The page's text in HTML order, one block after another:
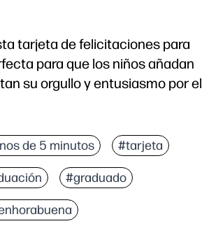
tarjeta de felicitaciones para
para que los niños añadan
su orgullo y entusiasmo por el
de 5 minutos #tarjeta
#graduado